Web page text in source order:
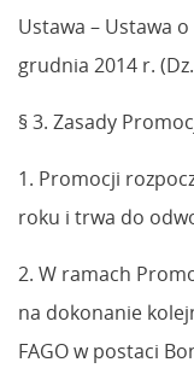
Ustawa – Ustawa
grudnia 2014 r.
§ 3. Zasady
1. Promocji
roku i trwa do
2. W ramach
na dokonanie
FAGO w postaci